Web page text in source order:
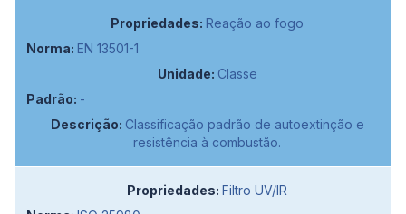
Reação ao fogo
EN 13501-1
Classe
-
Classificação padrão de autoextinção e
resistência à combustão.
Filtro UV/IR